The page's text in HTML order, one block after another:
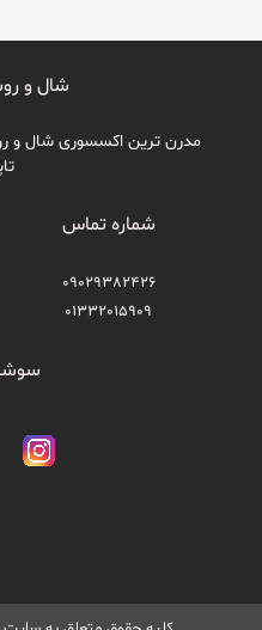
شال و
مدرن ترین اکسسوری شال و
شماره تماس
09029382426
01332015909